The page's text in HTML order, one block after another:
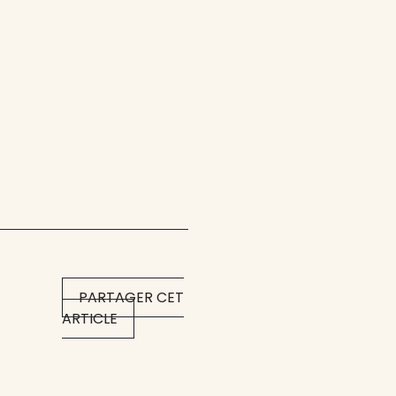
PARTAGER CET
ARTICLE